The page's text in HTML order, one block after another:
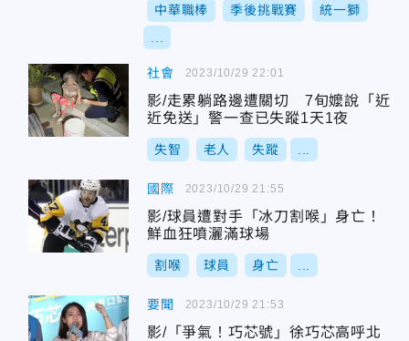
中華職棒 季後挑戰賽 統一獅
社會
影/走累躺路邊遭關切 7旬嬤說「近
近免送」警一查已失蹤1天1夜
失智 老人 失蹤
2023/10/29 22:01
國際
影/球員遭對手「冰刀割喉」身亡！
鮮血狂噴灑滿球場
割喉 球員 身亡
2023/10/29 21:55
要聞
影/「爭氣！巧芯號」徐巧芯高呼北
2023/10/29 21:53